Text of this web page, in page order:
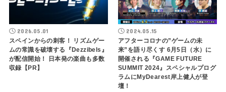
2026.05.01
スペインからの刺客！ リズムゲー
ムの常識を破壊する『Dezzibels』
が配信開始！ 日本発の楽曲も多数
収録【PR】
2024.05.15
アフターコロナの”ゲームの未
来”を語り尽くす 6月5日（水）に
開催される『GAME FUTURE
SUMMIT 2024』スペシャルプログ
ラムにMyDearest岸上健人が登
壇！